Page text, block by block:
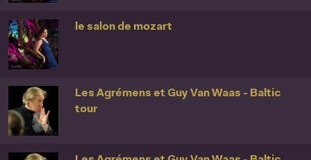
le salon de mozart
Les Agrémens et Guy Van Waas - Baltic
tour